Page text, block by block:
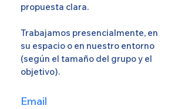
propuesta clara.
Trabajamos presencialmente, en
su espacio o en nuestro entorno
(según el tamaño del grupo y el
objetivo).
Email